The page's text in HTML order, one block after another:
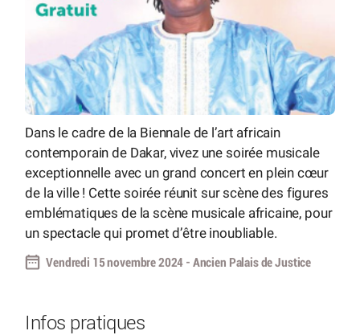
Dans le cadre de la Biennale de l’art africain
contemporain de Dakar, vivez une soirée musicale
exceptionnelle avec un grand concert en plein cœur
de la ville ! Cette soirée réunit sur scène des figures
emblématiques de la scène musicale africaine, pour
un spectacle qui promet d’être inoubliable.
Vendredi 15 novembre 2024 - Ancien Palais de Justice
Infos pratiques